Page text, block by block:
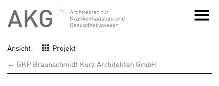
Ansicht:
Projekt
← GKP Braunschmidt Kurz Architekten GmbH